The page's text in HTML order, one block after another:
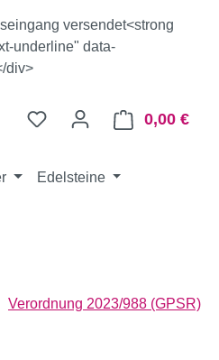
versendet<strong
underline" data-
div>
0,00 €
Edelsteine
Verordnung 2023/988 (GPSR)